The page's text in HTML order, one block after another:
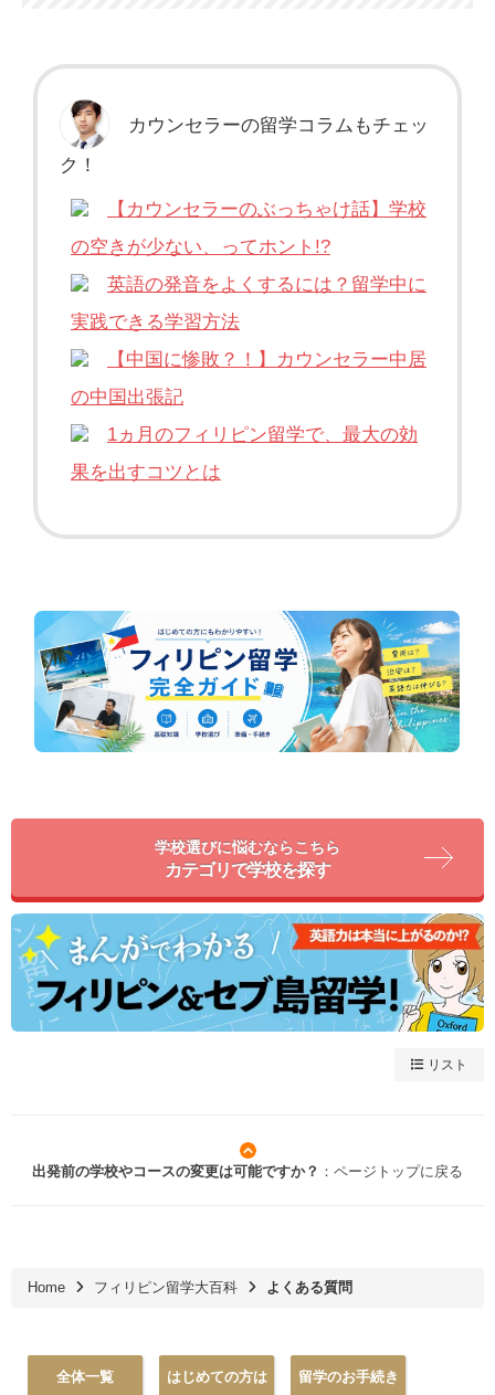
カウンセラーの留学コラムもチェッ
ク！
【カウンセラーのぶっちゃけ話】学校
の空きが少ない、ってホント!?
英語の発音をよくするには？留学中に
実践できる学習方法
【中国に惨敗？！】カウンセラー中居
の中国出張記
1ヵ月のフィリピン留学で、最大の効
果を出すコツとは
学校選びに悩むならこちら
カテゴリで学校を探す
リスト
出発前の学校やコースの変更は可能ですか？ ：ページトップに戻る
Home フィリピン留学大百科 よくある質問
全体一覧 はじめての方は 留学のお手続き